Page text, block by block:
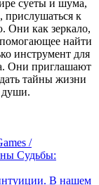
суеты и шума,
прислушаться к
Они как зеркало,
найти
инструмент для
Они приглашают
тайны жизни
души.